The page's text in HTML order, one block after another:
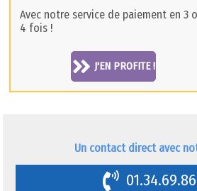
Avec notre service de paiement en 3
4 fois !
J'EN PROFITE !
Un contact direct avec